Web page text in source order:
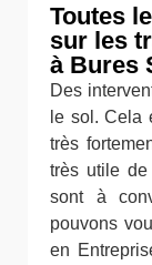
Toutes
sur les
à Bures
Des
le sol. Cela
très
très utile de
sont à
pouvons
en